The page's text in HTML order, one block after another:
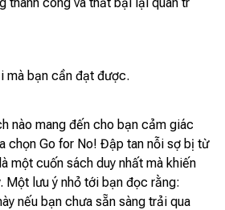
mà bạn cần đạt được.
nào mang đến cho bạn cảm giác
chọn Go for No! Đập tan nỗi sợ bị từ
một cuốn sách duy nhất mà khiến
Một lưu ý nhỏ tới bạn đọc rằng:
nếu bạn chưa sẵn sàng trải qua